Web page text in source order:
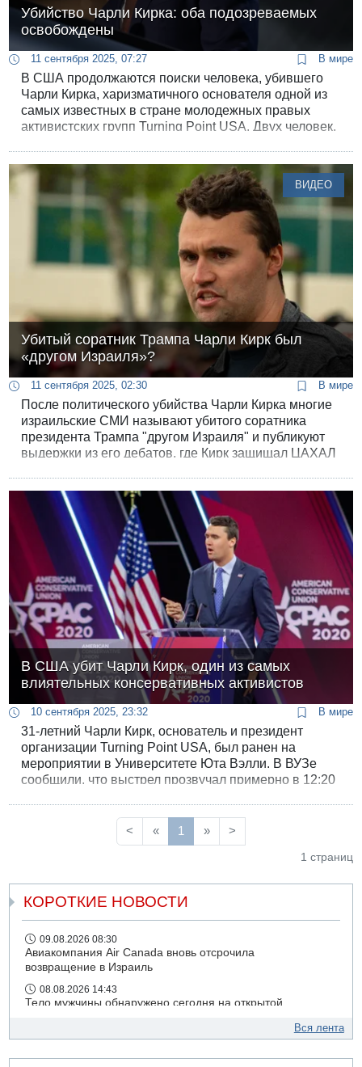
Убийство Чарли Кирка: оба подозреваемых
освобождены
11 сентября 2025, 07:27 В мире
В США продолжаются поиски человека, убившего
Чарли Кирка, харизматичного основателя одной из
самых известных в стране молодежных правых
активистских групп Turning Point USA. Двух человек,
ВИДЕО
Убитый соратник Трампа Чарли Кирк был
«другом Израиля»?
11 сентября 2025, 02:30 В мире
После политического убийства Чарли Кирка многие
израильские СМИ называют убитого соратника
президента Трампа "другом Израиля" и публикуют
выдержки из его дебатов, где Кирк защищал ЦАХАЛ
"произраильскими".
В США убит Чарли Кирк, один из самых
влиятельных консервативных активистов
10 сентября 2025, 23:32 В мире
31-летний Чарли Кирк, основатель и президент
организации Turning Point USA, был ранен на
мероприятии в Университете Юта Вэлли. В ВУЗе
сообщили, что выстрел прозвучал примерно в 12:20
<
« 1 » >
1 страниц
КОРОТКИЕ НОВОСТИ
09.08.2026 08:30
Авиакомпания Air Canada вновь отсрочила
возвращение в Израиль
08.08.2026 14:43
Тело мужчины обнаружено сегодня на открытой
08.08.2026 11:02
Вся лента